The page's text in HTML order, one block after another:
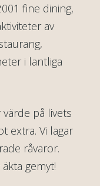
fine dining,
av
i lantliga
på livets
extra. Vi lagar
råvaror.
gemyt!